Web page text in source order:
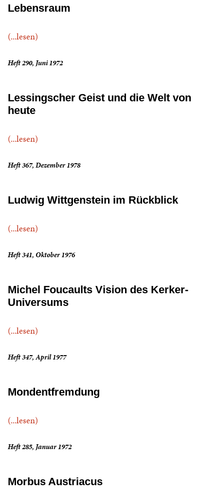
Lebensraum
(...lesen)
Heft 290, Juni 1972
Lessingscher Geist und die Welt von
heute
(...lesen)
Heft 367, Dezember 1978
Ludwig Wittgenstein im Rückblick
(...lesen)
Heft 341, Oktober 1976
Michel Foucaults Vision des Kerker-
Universums
(...lesen)
Heft 347, April 1977
Mondentfremdung
(...lesen)
Heft 285, Januar 1972
Morbus Austriacus